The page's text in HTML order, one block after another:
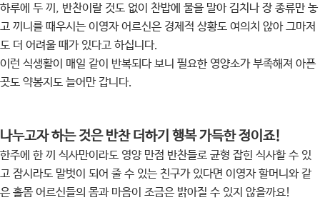
하루에 두 끼, 반찬이랄 것도 없이 찬밥에 물을 말아 김치나 장 종류만 놓
고 끼니를 때우시는 이영자 어르신은 경제적 상황도 여의치 않아 그마저
도 더 어려울 때가 있다고 하십니다.
이런 식생활이 매일 같이 반복되다 보니 필요한 영양소가 부족해져 아픈
곳도 약봉지도 늘어만 갑니다.
나누고자 하는 것은 반찬 더하기 행복 가득한 정이죠!
한주에 한 끼 식사만이라도 영양 만점 반찬들로 균형 잡힌 식사할 수 있
고 잠시라도 말벗이 되어 줄 수 있는 친구가 있다면 이영자 할머니와 같
은 홀몸 어르신들의 몸과 마음이 조금은 밝아질 수 있지 않을까요!